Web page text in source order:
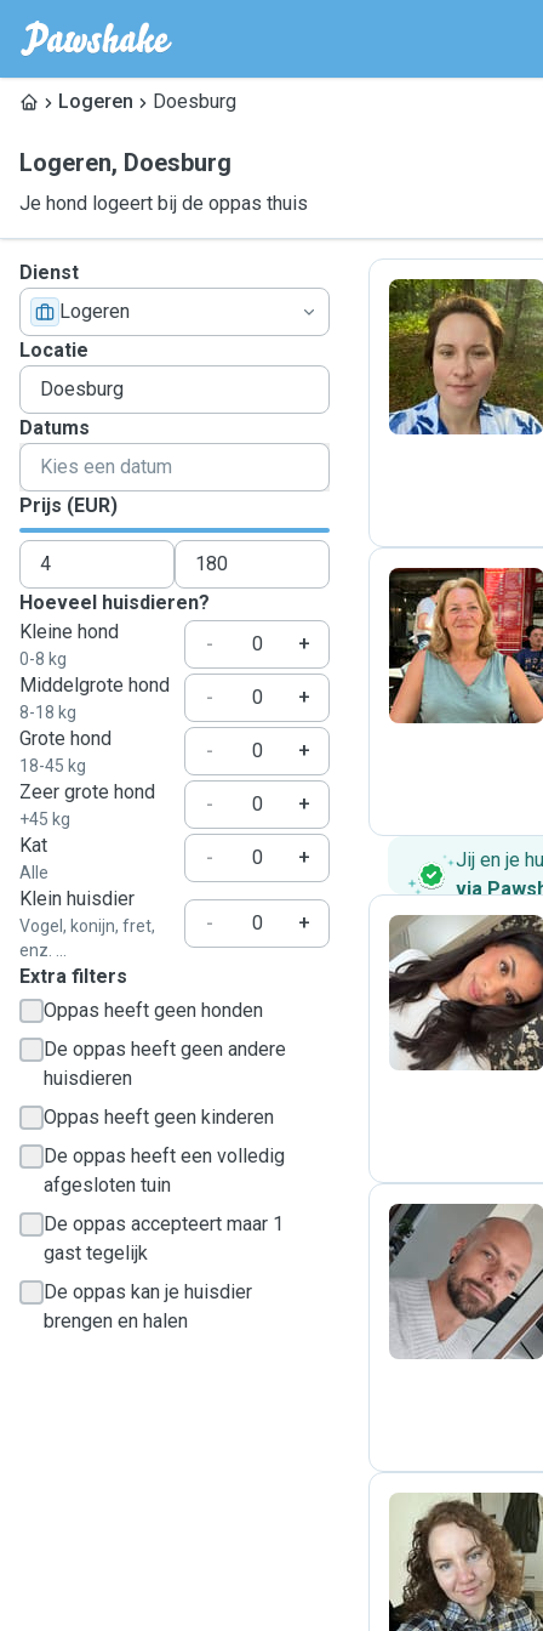
Logeren Doesburg
Logeren, Doesburg
Je hond logeert bij de oppas thuis
Dienst
Logeren
Locatie
Datums
Prijs (EUR)
Hoeveel huisdieren?
Kleine hond
0-8 kg
-
+
Middelgrote hond
8-18 kg
-
+
Grote hond
18-45 kg
-
+
Zeer grote hond
+45 kg
-
+
Kat
Alle
-
+
Klein huisdier
Vogel, konijn, fret,
enz. ...
- +
Extra filters
Oppas heeft geen honden
De oppas heeft geen andere
huisdieren
Oppas heeft geen kinderen
De oppas heeft een volledig
afgesloten tuin
De oppas accepteert maar 1
gast tegelijk
De oppas kan je huisdier
brengen en halen
B
A
Jij en je
via
S
G
M